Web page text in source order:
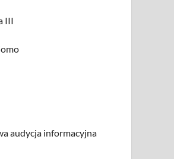
III
audycja informacyjna